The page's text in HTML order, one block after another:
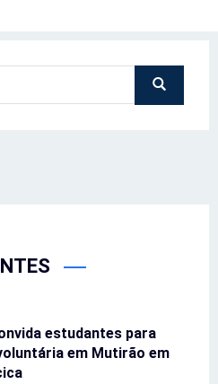
estudantes para
em Mutirão em